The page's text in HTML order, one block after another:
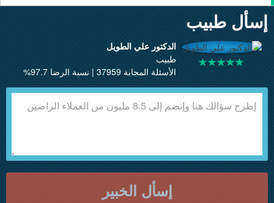
إسأل طبيب
الدكتور علي الطويل
طبيب
الأسئلة المجابة 37959 | نسبة الرضا 97.7%
إسأل الخبير